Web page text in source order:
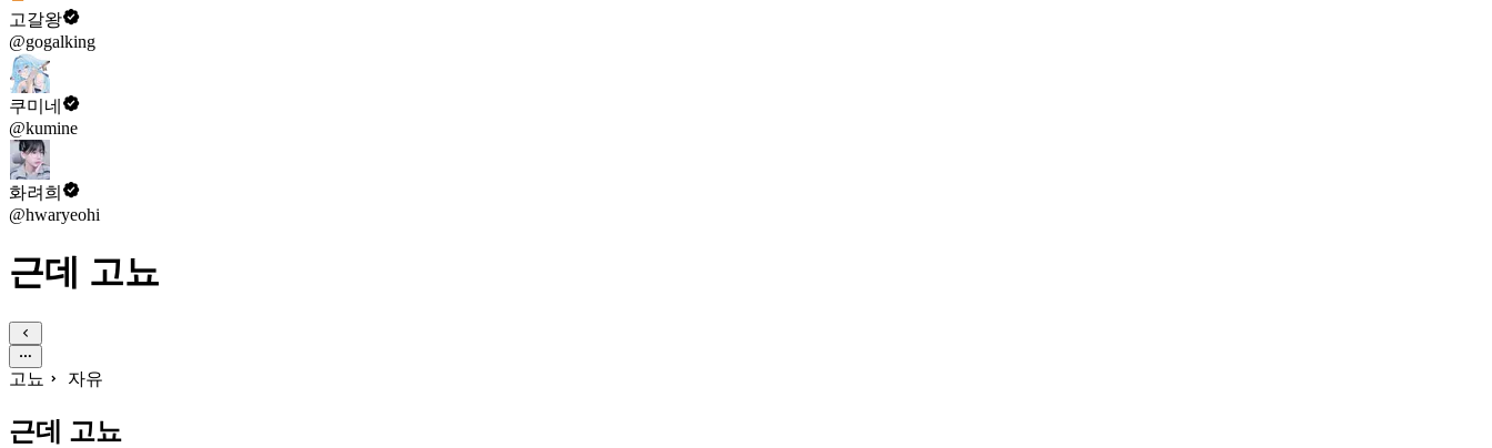
고갈왕
@gogalking
쿠미네
@kumine
화려희
@hwaryeohi
근데 고뇨
고뇨 자유
근데 고뇨